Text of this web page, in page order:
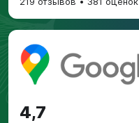
4,7